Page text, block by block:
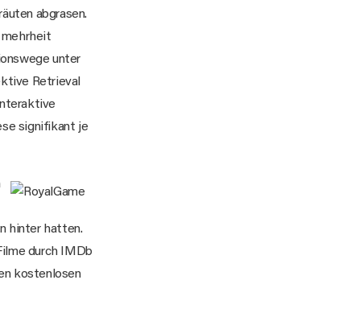
abgrasen.
mehrheit
unter
Retrieval
signifikant je
hinter hatten.
durch IMDb
kostenlosen